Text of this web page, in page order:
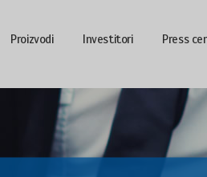
Proizvodi Investitori Press